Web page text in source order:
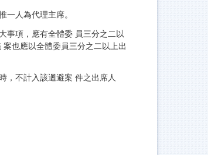
人為代理主席。
事項，應有全體委 員三分之二以
也應以全體委員三分之二以上出
，不計入該迴避案 件之出席人